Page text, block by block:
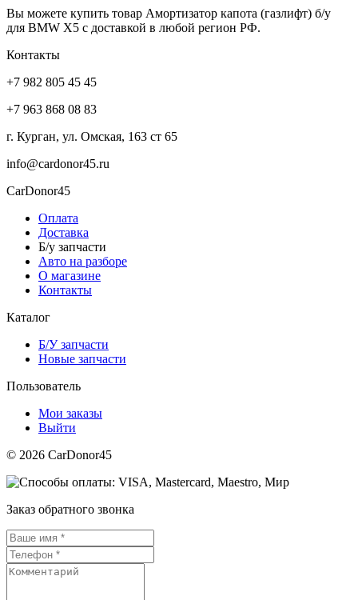
Вы можете купить товар Амортизатор капота (газлифт) б/у
для BMW X5 с доставкой в любой регион РФ.
Контакты
+7 982 805 45 45
+7 963 868 08 83
г. Курган, ул. Омская, 163 ст 65
info@cardonor45.ru
CarDonor45
Оплата
Доставка
Б/у запчасти
Авто на разборе
О магазине
Контакты
Каталог
Б/У запчасти
Новые запчасти
Пользователь
Мои заказы
Выйти
© 2026 CarDonor45
Заказ обратного звонка